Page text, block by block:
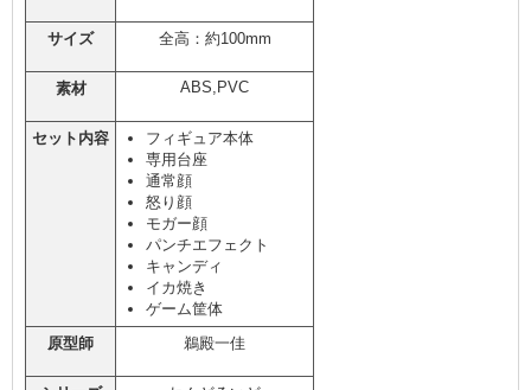
サイズ 全高：約100mm
素材 ABS,PVC
セット内容
フィギュア本体
専用台座
通常顔
怒り顔
モガー顔
パンチエフェクト
キャンディ
イカ焼き
ゲーム筐体
原型師
鵜殿一佳